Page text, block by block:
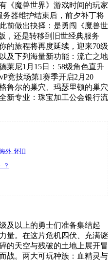
《魔兽世界》游戏时间的玩家
器维护结束后，前夕补丁将
前做出抉择：是勇闯《魔兽世
，还是转移到旧世经典服务
的旅程将再度延续，迎来70级
及下列海量新功能：流亡之地
莱尼1月15日：58级角色直升
竞技场第1赛季开启2月20
鲁尔的巢穴、玛瑟里顿的巢穴
新专业：珠宝加工公会银行流
外, 怀旧
？
及以上的勇士们准备集结起
量。在这片危机四伏、充满谜
的天空与残破的土地上展开冒
战。两大可玩种族：血精灵与